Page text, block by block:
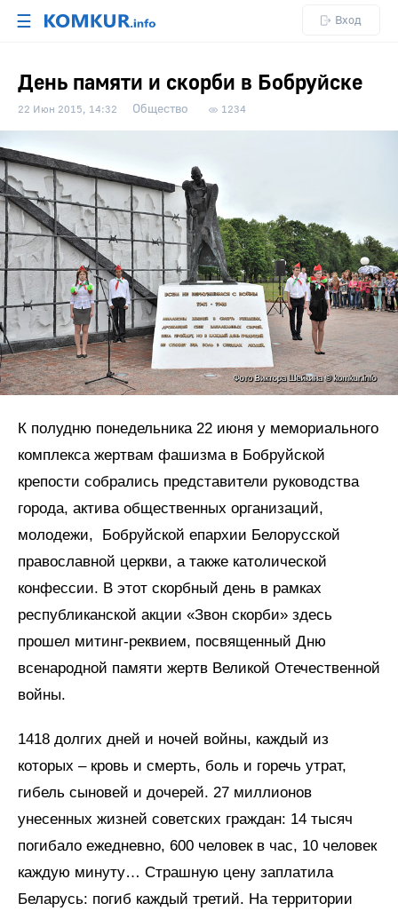
☰ Вход
День памяти и скорби в Бобруйске
22 Июн 2015, 14:32 Общество 1234
К полудню понедельника 22 июня у мемориального
комплекса жертвам фашизма в Бобруйской
крепости собрались представители руководства
города, актива общественных организаций,
молодежи, Бобруйской епархии Белорусской
православной церкви, а также католической
конфессии. В этот скорбный день в рамках
республиканской акции «Звон скорби» здесь
прошел митинг-реквием, посвященный Дню
всенародной памяти жертв Великой Отечественной
войны.
1418 долгих дней и ночей войны, каждый из
которых – кровь и смерть, боль и горечь утрат,
гибель сыновей и дочерей. 27 миллионов
унесенных жизней советских граждан: 14 тысяч
погибало ежедневно, 600 человек в час, 10 человек
каждую минуту… Страшную цену заплатила
Беларусь: погиб каждый третий. На территории